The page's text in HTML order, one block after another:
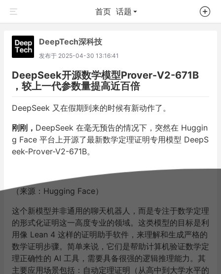
首页 话题
DeepTech深科技
发布于 2025-04-30 13:16:41
DeepSeek开源数学模型Prover-V2-671B
，较上一代参数量提高近百倍
DeepSeek 又在假期到来的时候有新动作了。
刚刚， DeepSeek 在毫无预告的情况下，突然在 Huggin
g Face 平台上开源了最新数学定理证明专用模型 DeepS
eek-Prover-V2-671B。
（来源：Hugging Face）
这个新模型并非通用的聊天机器人，而是专注于数学定理
的形式化证明这一高度专业的领域。这类模型的目标是利
用像 Lean 4 这样的证明助手软件，来理解和生成严格的
数学证明步骤。简单来说，它们是帮助计算机验证数学定
理正确性的 AI 工具，需要具备很强的逻辑推理能力。其
主要应用场景包括：自动定理证明（从高中到大学水平的